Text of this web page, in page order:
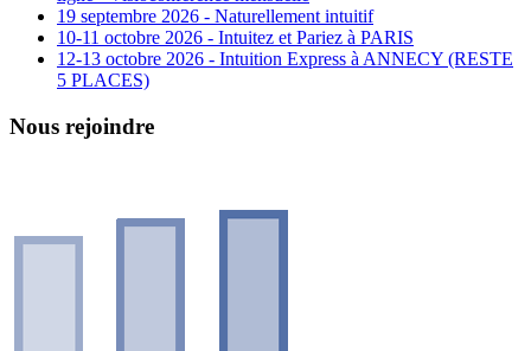
19 septembre 2026 - Naturellement intuitif
10-11 octobre 2026 - Intuitez et Pariez à PARIS
12-13 octobre 2026 - Intuition Express à ANNECY (RESTE
5 PLACES)
Nous rejoindre